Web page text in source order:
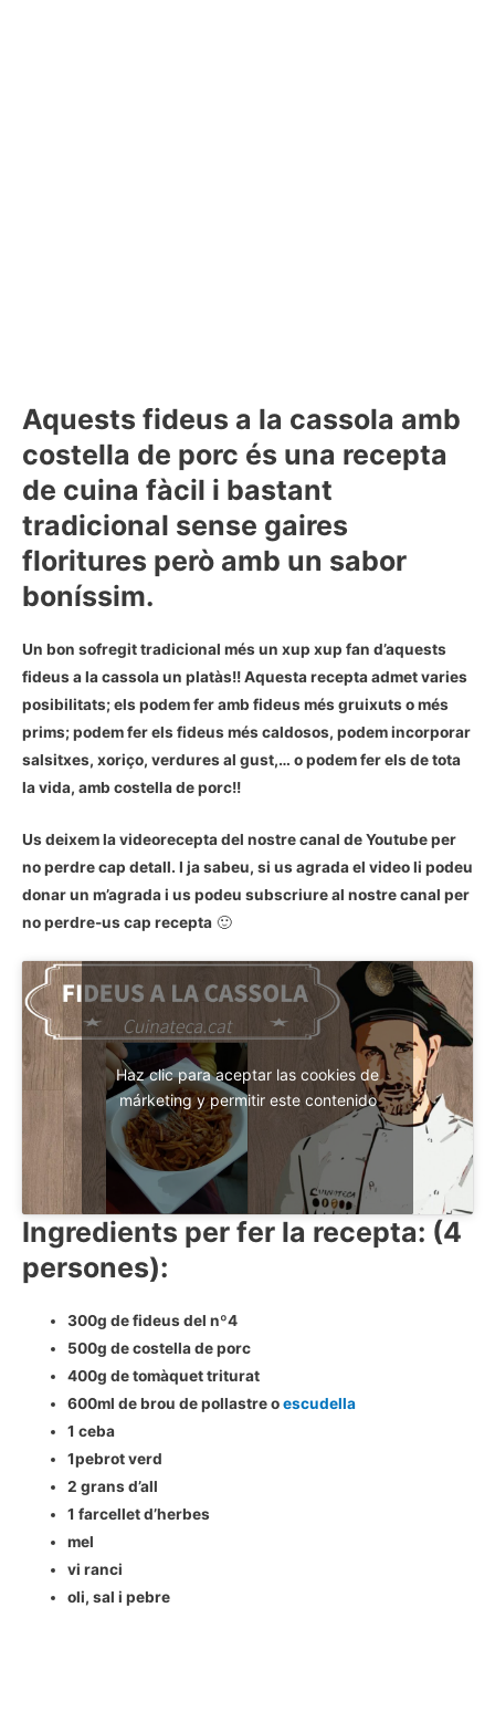
Aquests fideus a la cassola amb
costella de porc és una recepta
de cuina fàcil i bastant
tradicional sense gaires
floritures però amb un sabor
boníssim.
Un bon sofregit tradicional més un xup xup fan d’aquests
fideus a la cassola un platàs!! Aquesta recepta admet varies
posibilitats; els podem fer amb fideus més gruixuts o més
prims; podem fer els fideus més caldosos, podem incorporar
salsitxes, xoriço, verdures al gust,… o podem fer els de tota
la vida, amb costella de porc!!
Us deixem la videorecepta del nostre canal de Youtube per
no perdre cap detall. I ja sabeu, si us agrada el video li podeu
donar un m’agrada i us podeu subscriure al nostre canal per
no perdre-us cap recepta 🙂
Haz clic para aceptar las cookies de
márketing y permitir este contenido
Ingredients per fer la recepta: (4
persones):
300g de fideus del nº4
500g de costella de porc
400g de tomàquet triturat
600ml de brou de pollastre oescudella
1 ceba
1pebrot verd
2 grans d’all
1 farcellet d’herbes
mel
vi ranci
oli, sal i pebre